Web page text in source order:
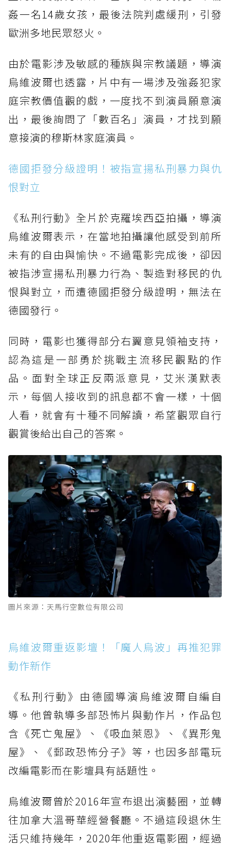
姦一名14歲女孩，最後法院判處緩刑，引發
歐洲多地民眾怒火。
由於電影涉及敏感的種族與宗教議題，導演
烏維波爾也透露，片中有一場涉及強姦犯家
庭宗教價值觀的戲，一度找不到演員願意演
出，最後詢問了「數百名」演員，才找到願
意接演的穆斯林家庭演員。
德國拒發分級證明！被指宣揚私刑暴力與仇
恨對立
《私刑行動》全片於克羅埃西亞拍攝，導演
烏維波爾表示，在當地拍攝讓他感受到前所
未有的自由與愉快。不過電影完成後，卻因
被指涉宣揚私刑暴力行為、製造對移民的仇
恨與對立，而遭德國拒發分級證明，無法在
德國發行。
同時，電影也獲得部分右翼意見領袖支持，
認為這是一部勇於挑戰主流移民觀點的作
品。面對全球正反兩派意見，艾米漢默表
示，每個人接收到的訊息都不會一樣，十個
人看，就會有十種不同解讀，希望觀眾自行
觀賞後給出自己的答案。
圖片來源：天馬行空數位有限公司
烏維波爾重返影壇！「魔人烏波」再推犯罪
動作新作
《私刑行動》由德國導演烏維波爾自編自
導。他曾執導多部恐怖片與動作片，作品包
含《死亡鬼屋》、《吸血萊恩》、《異形鬼
屋》、《郵政恐怖分子》等，也因多部電玩
改編電影而在影壇具有話題性。
烏維波爾曾於2016年宣布退出演藝圈，並轉
往加拿大溫哥華經營餐廳。不過這段退休生
活只維持幾年，2020年他重返電影圈，經過